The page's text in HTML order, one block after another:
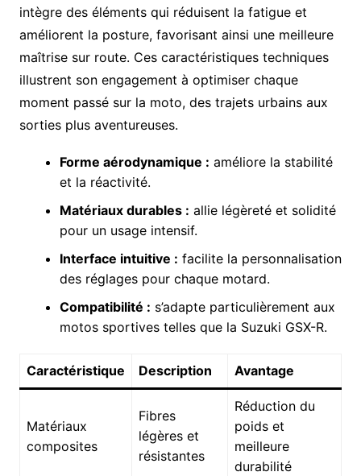
intègre des éléments qui réduisent la fatigue et
améliorent la posture, favorisant ainsi une meilleure
maîtrise sur route. Ces caractéristiques techniques
illustrent son engagement à optimiser chaque
moment passé sur la moto, des trajets urbains aux
sorties plus aventureuses.
Forme aérodynamique : améliore la stabilité
et la réactivité.
Matériaux durables : allie légèreté et solidité
pour un usage intensif.
Interface intuitive : facilite la personnalisation
des réglages pour chaque motard.
Compatibilité : s’adapte particulièrement aux
motos sportives telles que la Suzuki GSX-R.
Caractéristique Description Avantage
Matériaux
composites
Fibres
légères et
résistantes
Réduction du
poids et
meilleure
durabilité